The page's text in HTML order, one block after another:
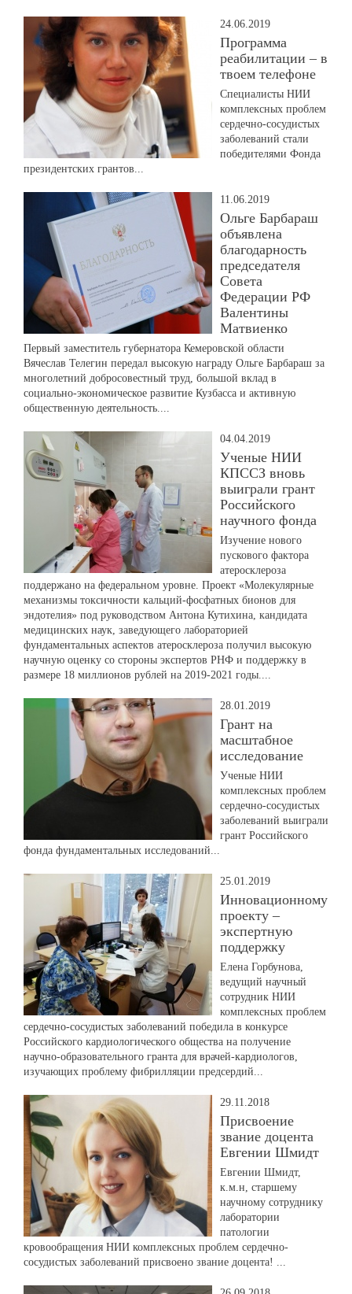
24.06.2019
Программа
реабилитации – в
твоем телефоне
Специалисты НИИ
комплексных проблем
сердечно-сосудистых
заболеваний стали
победителями Фонда
президентских грантов...
11.06.2019
Ольге Барбараш
объявлена
благодарность
председателя
Совета
Федерации РФ
Валентины
Матвиенко
Первый заместитель губернатора Кемеровской области
Вячеслав Телегин передал высокую награду Ольге Барбараш за
многолетний добросовестный труд, большой вклад в
социально-экономическое развитие Кузбасса и активную
общественную деятельность....
04.04.2019
Ученые НИИ
КПССЗ вновь
выиграли грант
Российского
научного фонда
Изучение нового
пускового фактора
атеросклероза
поддержано на федеральном уровне. Проект «Молекулярные
механизмы токсичности кальций-фосфатных бионов для
эндотелия» под руководством Антона Кутихина, кандидата
медицинских наук, заведующего лабораторией
фундаментальных аспектов атеросклероза получил высокую
научную оценку со стороны экспертов РНФ и поддержку в
размере 18 миллионов рублей на 2019-2021 годы....
28.01.2019
Грант на
масштабное
исследование
Ученые НИИ
комплексных проблем
сердечно-сосудистых
заболеваний выиграли
грант Российского
фонда фундаментальных исследований...
25.01.2019
Инновационному
проекту –
экспертную
поддержку
Елена Горбунова,
ведущий научный
сотрудник НИИ
комплексных проблем
сердечно-сосудистых заболеваний победила в конкурсе
Российского кардиологического общества на получение
научно-образовательного гранта для врачей-кардиологов,
изучающих проблему фибрилляции предсердий...
29.11.2018
Присвоение
звание доцента
Евгении Шмидт
Евгении Шмидт,
к.м.н, старшему
научному сотруднику
лаборатории
патологии
кровообращения НИИ комплексных проблем сердечно-
сосудистых заболеваний присвоено звание доцента! ...